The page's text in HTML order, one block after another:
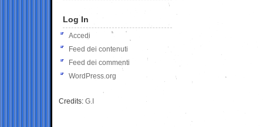
Log In
Accedi
Feed dei contenuti
Feed dei commenti
WordPress.org
Credits: G.I